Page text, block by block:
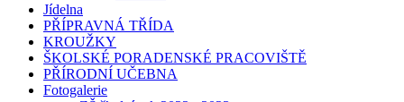
Jídelna
PŘÍPRAVNÁ TŘÍDA
KROUŽKY
ŠKOLSKÉ PORADENSKÉ PRACOVIŠTĚ
PŘÍRODNÍ UČEBNA
Fotogalerie